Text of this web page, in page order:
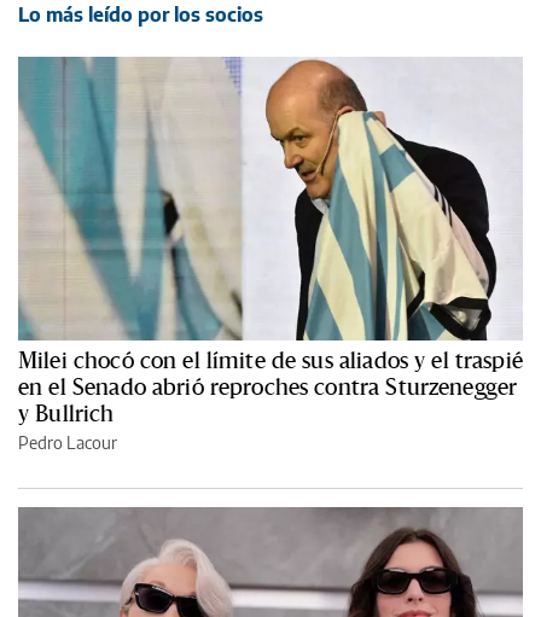
Lo más leído por los socios
Milei chocó con el límite de sus aliados y el traspié
en el Senado abrió reproches contra Sturzenegger
y Bullrich
Pedro Lacour